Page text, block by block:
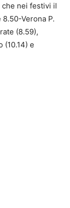
che nei festivi il
Verona P.
(8.59),
(10.14) e